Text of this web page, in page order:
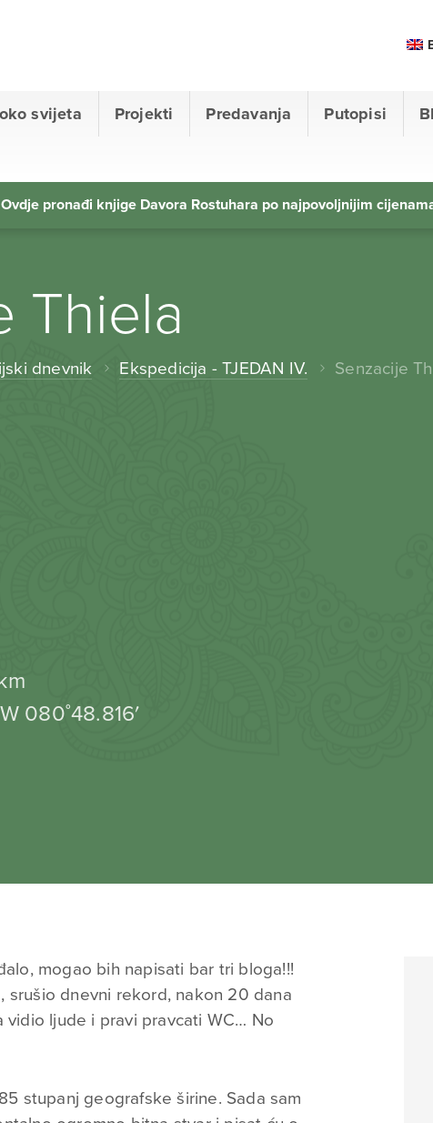
svijeta Projekti Predavanja Putopisi
Ovdje pronađi knjige Davora Rostuhara po najpovoljnijim
Thiela
dnevnik Ekspedicija - TJEDAN IV. Senzacije
080˚48.816′
mogao bih napisati bar tri bloga!!!
srušio dnevni rekord, nakon 20 dana
ljude i pravi pravcati WC… No
stupanj geografske širine. Sada sam